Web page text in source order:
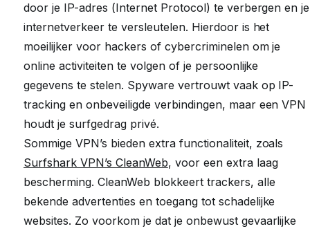
door je IP-adres (Internet Protocol) te verbergen en je
internetverkeer te versleutelen. Hierdoor is het
moeilijker voor hackers of cybercriminelen om je
online activiteiten te volgen of je persoonlijke
gegevens te stelen. Spyware vertrouwt vaak op IP-
tracking en onbeveiligde verbindingen, maar een VPN
houdt je surfgedrag privé.
Sommige VPN’s bieden extra functionaliteit, zoals
Surfshark VPN’s CleanWeb, voor een extra laag
bescherming. CleanWeb blokkeert trackers, alle
bekende advertenties en toegang tot schadelijke
websites. Zo voorkom je dat je onbewust gevaarlijke